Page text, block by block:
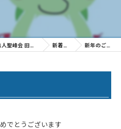
新着情報 新年のご挨拶
でとうございます